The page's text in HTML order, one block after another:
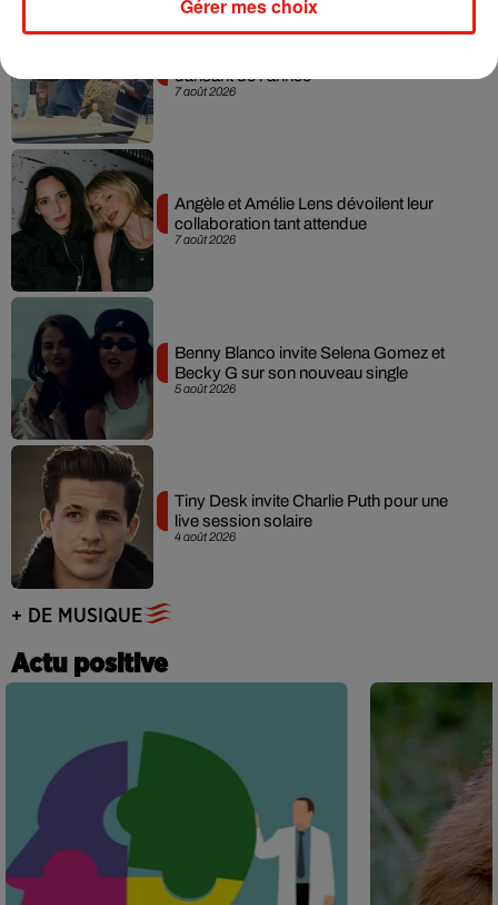
7 août 2026
dansant de l’année
7 août 2026
Angèle et Amélie Lens dévoilent leur
collaboration tant attendue
5 août 2026
Benny Blanco invite Selena Gomez et
Becky G sur son nouveau single
4 août 2026
Tiny Desk invite Charlie Puth pour une
live session solaire
+ DE MUSIQUE
Actu positive
Gérer mes choix